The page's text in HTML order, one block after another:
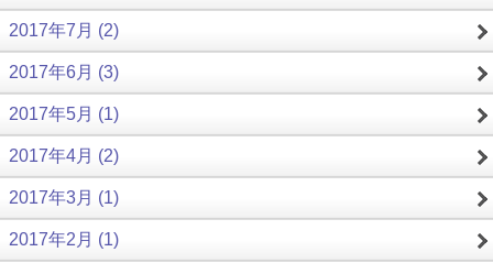
2017年7月 (2)
2017年6月 (3)
2017年5月 (1)
2017年4月 (2)
2017年3月 (1)
2017年2月 (1)